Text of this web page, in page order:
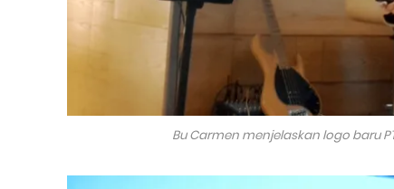
Bu Carmen menjelaskan logo baru